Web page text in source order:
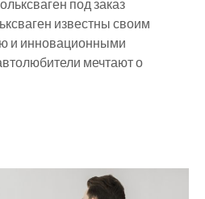
под заказ
известны своим
и инновационными
мечтают о